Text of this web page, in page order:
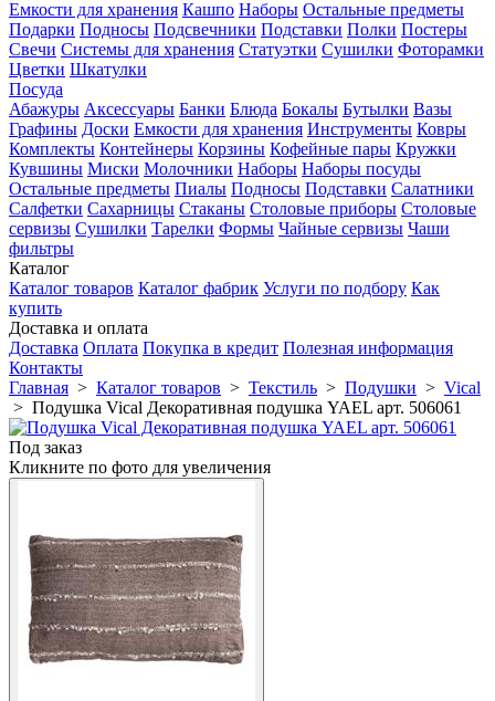
Емкости для хранения Кашпо Наборы Остальные предметы
Подарки Подносы Подсвечники Подставки Полки Постеры
Свечи Системы для хранения Статуэтки Сушилки Фоторамки
Цветки Шкатулки
Посуда
Абажуры Аксессуары Банки Блюда Бокалы Бутылки Вазы
Графины Доски Емкости для хранения Инструменты Ковры
Комплекты Контейнеры Корзины Кофейные пары Кружки
Кувшины Миски Молочники Наборы Наборы посуды
Остальные предметы Пиалы Подносы Подставки Салатники
Салфетки Сахарницы Стаканы Столовые приборы Столовые
сервизы Сушилки Тарелки Формы Чайные сервизы Чаши
фильтры
Каталог
Каталог товаров Каталог фабрик Услуги по подбору Как
купить
Доставка и оплата
Доставка Оплата Покупка в кредит Полезная информация
Контакты
Главная > Каталог товаров > Текстиль > Подушки > Vical
> Подушка Vical Декоративная подушка YAEL арт. 506061
Под заказ
Кликните по фото для увеличения